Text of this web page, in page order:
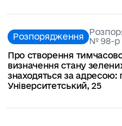
Розпорядження № 98-р
Про створення
визначення стану
знаходяться за адресою:
Університетський, 25